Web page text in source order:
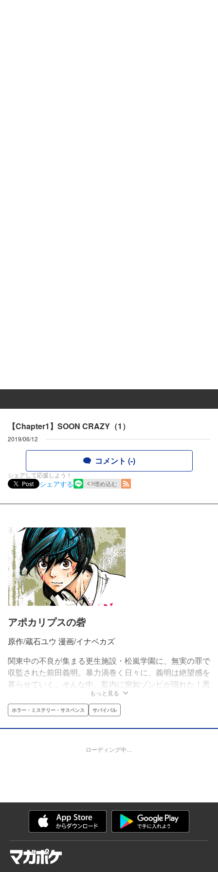
【Chapter1】SOON CRAZY（1）
2019/06/12
コメント (-)
シェアして応援しよう！
Post
シェアする 埋め込む
アポカリプスの砦
原作/蔵石ユウ 漫画/イナベカズ
関東中の不良が集まる更生施設・松嵐学園に、無実の罪で
収監された前田義明。暴力渦巻く日々に、義明は絶望感を
募らせていく。そんな中、監内に突如ゾンビが現れた！悪
夢のような世界で不良達のサバイバルが始まる!!
もっと見る
ホラー・ミステリー・サスペンス サバイバル
ローディング中…